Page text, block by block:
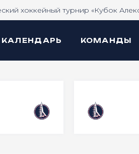
хоккейный турнир «Кубок
КАЛЕНДАРЬ КОМАНДЫ